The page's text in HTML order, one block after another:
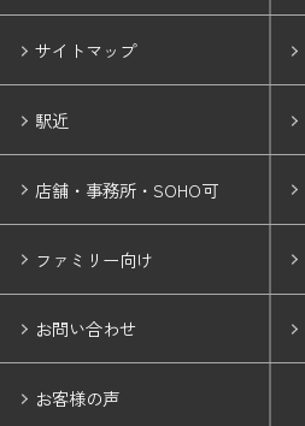
サイトマップ
駅近
店舗・事務所・SOHO可
ファミリー向け
お問い合わせ
お客様の声